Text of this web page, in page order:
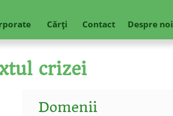
Cărţi Contact Despre noi
crizei
Domenii